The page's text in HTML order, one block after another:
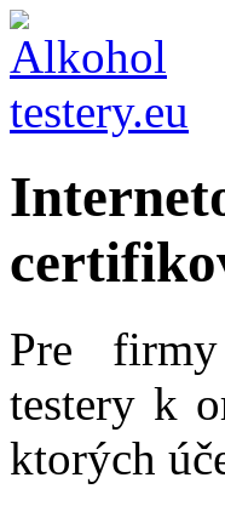
Pre
testery k
ktorých